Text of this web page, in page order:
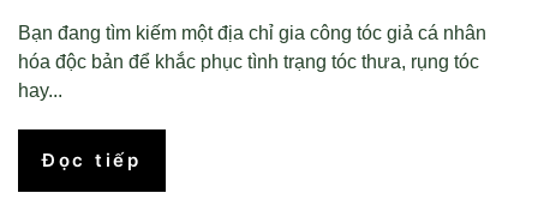
Bạn đang tìm kiếm một địa chỉ gia công tóc giả cá nhân
hóa độc bản để khắc phục tình trạng tóc thưa, rụng tóc
hay...
Đọc tiếp